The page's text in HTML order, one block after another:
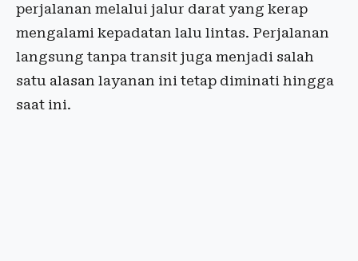
perjalanan melalui jalur darat yang kerap
mengalami kepadatan lalu lintas. Perjalanan
langsung tanpa transit juga menjadi salah
satu alasan layanan ini tetap diminati hingga
saat ini.